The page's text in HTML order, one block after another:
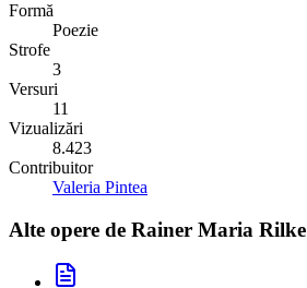
Formă
Poezie
Strofe
3
Versuri
11
Vizualizări
8.423
Contribuitor
Valeria Pintea
Alte opere de Rainer Maria Rilke